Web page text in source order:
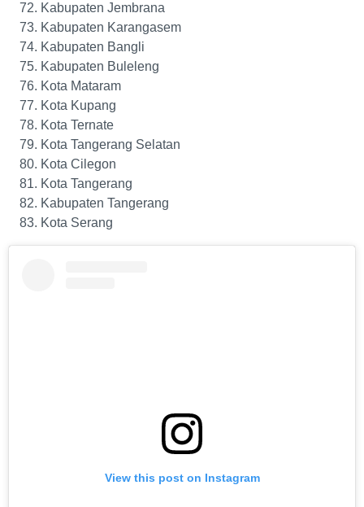
Kabupaten Jembrana
Kabupaten Karangasem
Kabupaten Bangli
Kabupaten Buleleng
Kota Mataram
Kota Kupang
Kota Ternate
Kota Tangerang Selatan
Kota Cilegon
Kota Tangerang
Kabupaten Tangerang
Kota Serang
View this post on Instagram